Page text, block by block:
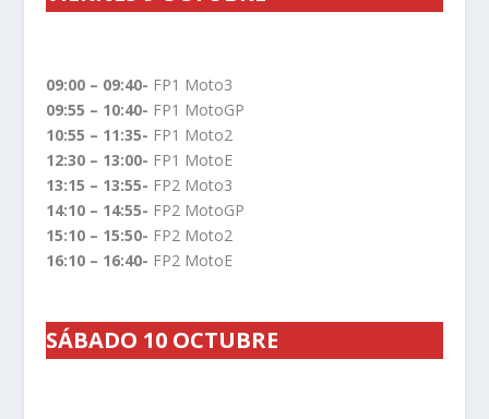
09:00 – 09:40- FP1 Moto3
09:55 – 10:40- FP1 MotoGP
10:55 – 11:35- FP1 Moto2
12:30 – 13:00- FP1 MotoE
13:15 – 13:55- FP2 Moto3
14:10 – 14:55- FP2 MotoGP
15:10 – 15:50- FP2 Moto2
16:10 – 16:40- FP2 MotoE
SÁBADO 10 OCTUBRE